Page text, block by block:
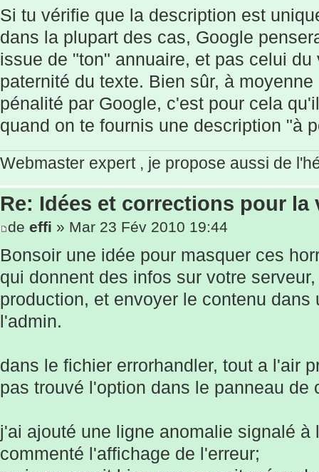
Si tu vérifie que la description est
dans la plupart des cas, Google
issue de "ton" annuaire, et pas celui
paternité du texte. Bien sûr, à
pénalité par Google, c'est pour cela
quand on te fournis une description "à
Webmaster expert , je propose aussi de
Re: Idées et corrections pour la
de effi » Mar 23 Fév 2010 19:44
Bonsoir une idée pour masquer ces
qui donnent des infos sur votre
production, et envoyer le contenu
l'admin.
dans le fichier errorhandler, tout a l'air
pas trouvé l'option dans le panneau de
j'ai ajouté une ligne anomalie signalé à
commenté l'affichage de l'erreur;